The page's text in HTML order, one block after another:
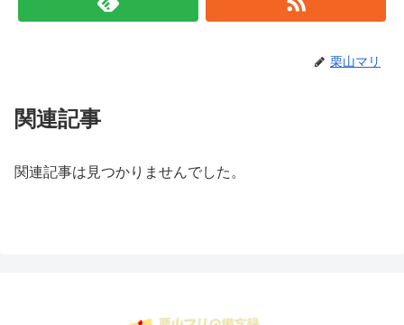
栗山マリ
関連記事
関連記事は見つかりませんでした。